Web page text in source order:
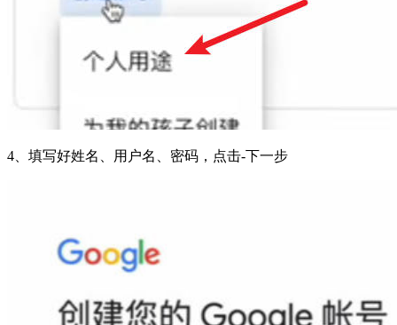
4、填写好姓名、用户名、密码，点击-下一步